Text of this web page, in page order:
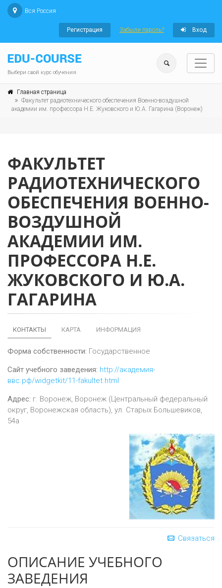
Вся Россия
Регистрация Забыли пароль? Вход
Выбери свой курс обучения
Главная страница
Факультет радиотехнического обеспечения Военно-воздушной
академии им. профессора Н.Е. Жуковского и Ю.А. Гагарина (Воронеж)
ФАКУЛЬТЕТ
РАДИОТЕХНИЧЕСКОГО
ОБЕСПЕЧЕНИЯ ВОЕННО-
ВОЗДУШНОЙ
АКАДЕМИИ ИМ.
ПРОФЕССОРА Н.Е.
ЖУКОВСКОГО И Ю.А.
ГАГАРИНА
КОНТАКТЫ КАРТА ИНФОРМАЦИЯ
Форма собственности: Государственное
Сайт учебного заведения: http://академия-
ввс.рф/widgetkit/11-fakultet.html
Адрес: г. Воронеж, Воронеж (Центральный федеральный
округ, Воронежская область), ул. Старых Большевиков,
54а
Связаться
ОПИСАНИЕ УЧЕБНОГО
ЗАВЕДЕНИЯ